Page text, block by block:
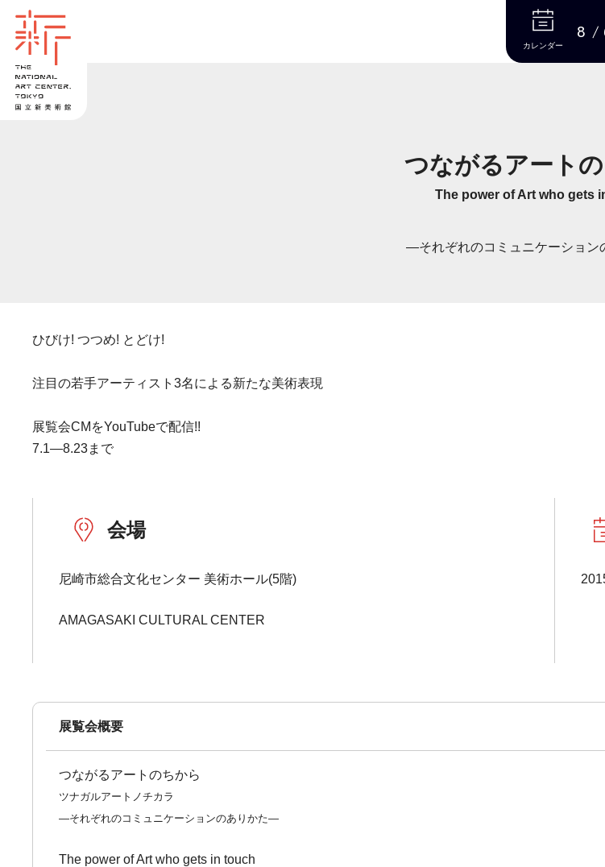
本文へ
カレンダー
8
つながるアート
The power of Art who gets
―それぞれのコミュニケーショ
ひびけ! つつめ! とどけ!
注目の若手アーティスト3名による新たな美術表現
展覧会CMをYouTubeで配信!!
7.1―8.23まで
会場
尼崎市総合文化センター 美術ホール(5階)
AMAGASAKI CULTURAL CENTER
展覧会概要
つながるアートのちから
ツナガルアートノチカラ
―それぞれのコミュニケーションのありかた―
The power of Art who gets in touch